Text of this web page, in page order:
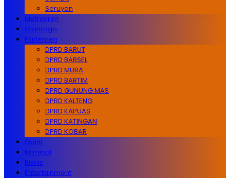
Seruyan
Metrokrim
Olahraga
Parlemen
DPRD BARUT
DPRD BARSEL
DPRD MURA
DPRD BARTIM
DPRD GUNUNG MAS
DPRD KALTENG
DPRD KAPUAS
DPRD KATINGAN
DPRD KOBAR
Opini
Kriminal
Bisnis
Entertainment